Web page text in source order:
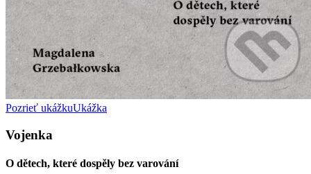
Pozrieť ukážkuUkážka
Vojenka
O dětech, které dospěly bez varování